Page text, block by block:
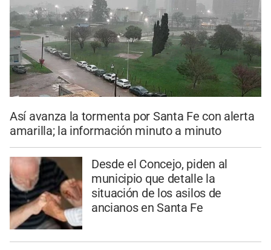
Así avanza la tormenta por Santa Fe con alerta
amarilla; la información minuto a minuto
Desde el Concejo, piden al
municipio que detalle la
situación de los asilos de
ancianos en Santa Fe